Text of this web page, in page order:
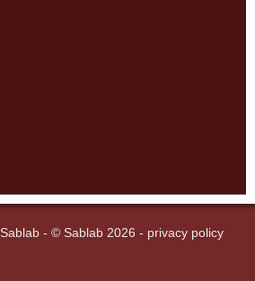
Sablab - © Sablab 2026 - privacy policy